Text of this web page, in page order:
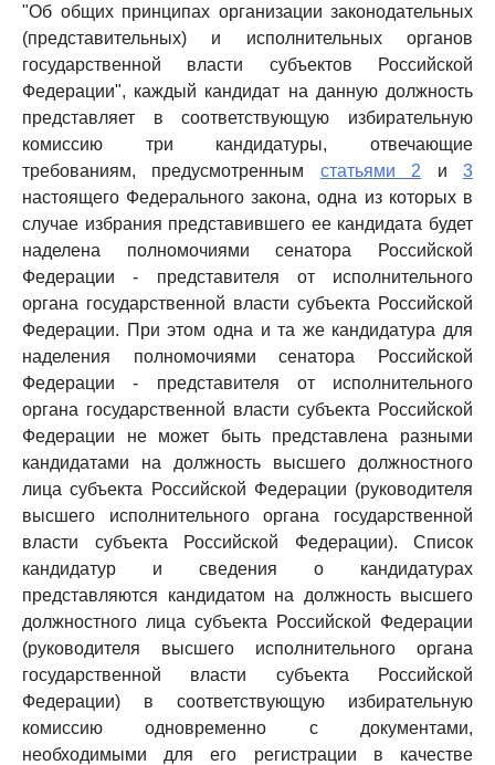
"Об общих принципах организации законодательных
(представительных) и исполнительных органов
государственной власти субъектов Российской
Федерации", каждый кандидат на данную должность
представляет в соответствующую избирательную
комиссию три кандидатуры, отвечающие
требованиям, предусмотренным статьями 2 и3
настоящего Федерального закона, одна из которых в
случае избрания представившего ее кандидата будет
наделена полномочиями сенатора Российской
Федерации - представителя от исполнительного
органа государственной власти субъекта Российской
Федерации. При этом одна и та же кандидатура для
наделения полномочиями сенатора Российской
Федерации - представителя от исполнительного
органа государственной власти субъекта Российской
Федерации не может быть представлена разными
кандидатами на должность высшего должностного
лица субъекта Российской Федерации (руководителя
высшего исполнительного органа государственной
власти субъекта Российской Федерации). Список
кандидатур и сведения о кандидатурах
представляются кандидатом на должность высшего
должностного лица субъекта Российской Федерации
(руководителя высшего исполнительного органа
государственной власти субъекта Российской
Федерации) в соответствующую избирательную
комиссию одновременно с документами,
необходимыми для его регистрации в качестве